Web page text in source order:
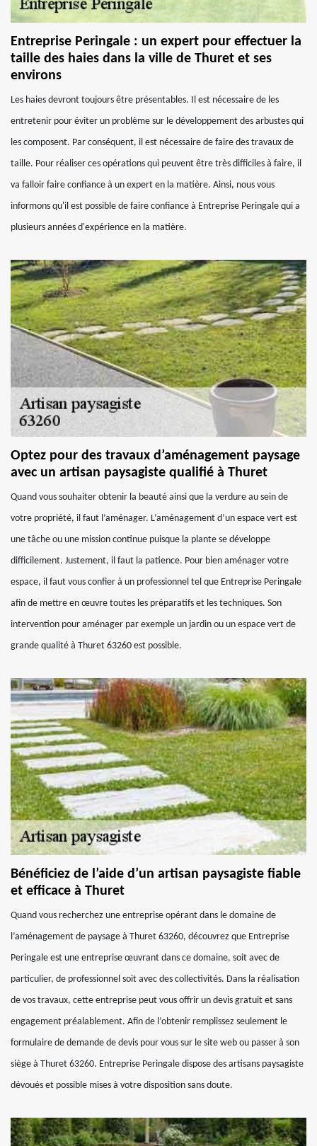
Entreprise Peringale : un expert pour effectuer la
taille des haies dans la ville de Thuret et ses
environs
Les haies devront toujours être présentables. Il est nécessaire de les
entretenir pour éviter un problème sur le développement des arbustes qui
les composent. Par conséquent, il est nécessaire de faire des travaux de
taille. Pour réaliser ces opérations qui peuvent être très difficiles à faire, il
va falloir faire confiance à un expert en la matière. Ainsi, nous vous
informons qu'il est possible de faire confiance à Entreprise Peringale qui a
plusieurs années d'expérience en la matière.
Optez pour des travaux d’aménagement paysage
avec un artisan paysagiste qualifié à Thuret
Quand vous souhaiter obtenir la beauté ainsi que la verdure au sein de
votre propriété, il faut l’aménager. L’aménagement d’un espace vert est
une tâche ou une mission continue puisque la plante se développe
difficilement. Justement, il faut la patience. Pour bien aménager votre
espace, il faut vous confier à un professionnel tel que Entreprise Peringale
afin de mettre en œuvre toutes les préparatifs et les techniques. Son
intervention pour aménager par exemple un jardin ou un espace vert de
grande qualité à Thuret 63260 est possible.
Bénéficiez de l’aide d’un artisan paysagiste fiable
et efficace à Thuret
Quand vous recherchez une entreprise opérant dans le domaine de
l’aménagement de paysage à Thuret 63260, découvrez que Entreprise
Peringale est une entreprise œuvrant dans ce domaine, soit avec de
particulier, de professionnel soit avec des collectivités. Dans la réalisation
de vos travaux, cette entreprise peut vous offrir un devis gratuit et sans
engagement préalablement. Afin de l’obtenir remplissez seulement le
formulaire de demande de devis pour vous sur le site web ou passer à son
siège à Thuret 63260. Entreprise Peringale dispose des artisans paysagiste
dévoués et possible mises à votre disposition sans doute.